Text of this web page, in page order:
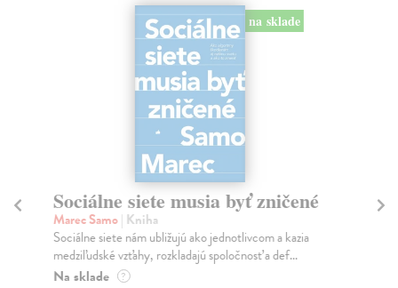
na sklade
Sociálne siete musia byť zničené
Marec Samo| Kniha
Sociálne siete nám ubližujú ako jednotlivcom a kazia
medziľudské vzťahy, rozkladajú spoločnosť a def...
Na sklade ?